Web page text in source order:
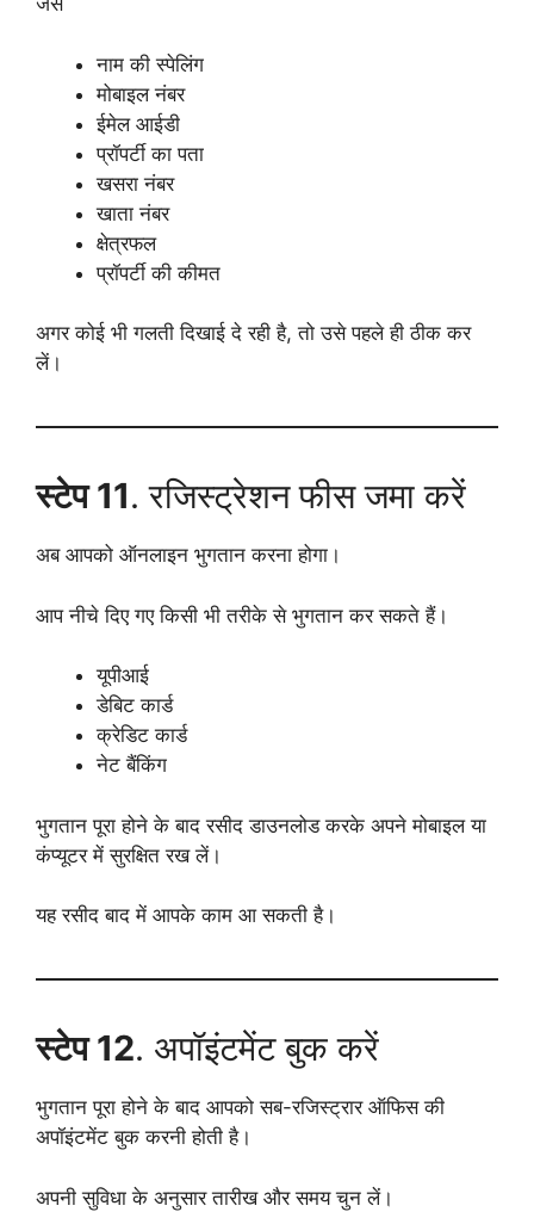
नाम की स्पेलिंग
मोबाइल नंबर
ईमेल आईडी
प्रॉपर्टी का पता
खसरा नंबर
खाता नंबर
क्षेत्रफल
प्रॉपर्टी की कीमत
अगर कोई भी गलती दिखाई दे रही है, तो उसे पहले ही ठीक कर
लें।
स्टेप 11. रजिस्ट्रेशन फीस जमा करें
अब आपको ऑनलाइन भुगतान करना होगा।
आप नीचे दिए गए किसी भी तरीके से भुगतान कर सकते हैं।
यूपीआई
डेबिट कार्ड
क्रेडिट कार्ड
नेट बैंकिंग
भुगतान पूरा होने के बाद रसीद डाउनलोड करके अपने मोबाइल या
कंप्यूटर में सुरक्षित रख लें।
यह रसीद बाद में आपके काम आ सकती है।
स्टेप 12. अपॉइंटमेंट बुक करें
भुगतान पूरा होने के बाद आपको सब-रजिस्ट्रार ऑफिस की
अपॉइंटमेंट बुक करनी होती है।
अपनी सुविधा के अनुसार तारीख और समय चुन लें।